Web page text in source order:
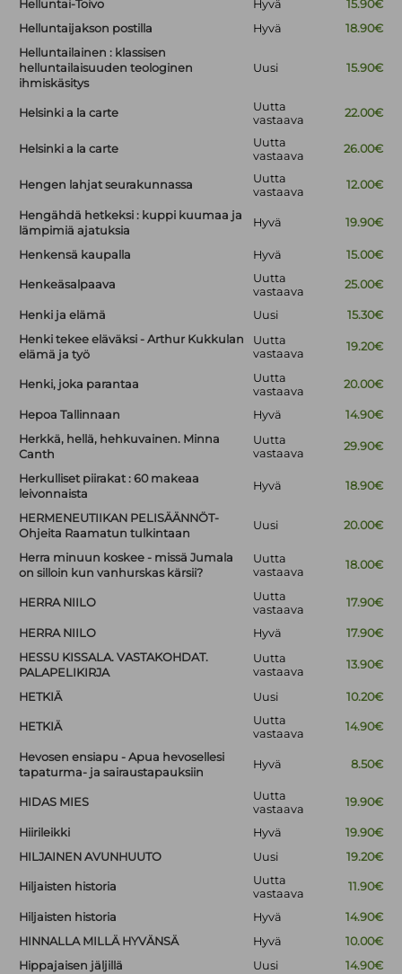
Helluntai-Toivo Hyvä
15.90€
Helluntaijakson postilla
Hyvä
18.90€
Helluntailainen : klassisen
helluntailaisuuden teologinen
ihmiskäsitys
Uusi 15.90€
Helsinki a la carte
Uutta
vastaava
22.00€
Helsinki a la carte
Uutta
vastaava
26.00€
Hengen lahjat seurakunnassa
Uutta
vastaava
12.00€
Hengähdä hetkeksi : kuppi kuumaa ja
lämpimiä ajatuksia
Hyvä 19.90€
Henkensä kaupalla Hyvä 15.00€
Henkeäsalpaava
Uutta
vastaava
25.00€
Henki ja elämä Uusi
15.30€
Henki tekee eläväksi - Arthur Kukkulan
elämä ja työ
Uutta
vastaava
19.20€
Henki, joka parantaa
Uutta
vastaava
20.00€
Hepoa Tallinnaan Hyvä
14.90€
Herkkä, hellä, hehkuvainen. Minna
Canth
Uutta
vastaava
29.90€
Herkulliset piirakat : 60 makeaa
leivonnaista
Hyvä 18.90€
HERMENEUTIIKAN PELISÄÄNNÖT-
Ohjeita Raamatun tulkintaan
Uusi 20.00€
Herra minuun koskee - missä Jumala
on silloin kun vanhurskas kärsii?
Uutta
vastaava
18.00€
HERRA NIILO
Uutta
vastaava
17.90€
HERRA NIILO Hyvä
17.90€
HESSU KISSALA. VASTAKOHDAT.
PALAPELIKIRJA
Uutta
vastaava
13.90€
HETKIÄ Uusi 10.20€
HETKIÄ
Uutta
vastaava
14.90€
Hevosen ensiapu - Apua hevosellesi
tapaturma- ja sairaustapauksiin
Hyvä 8.50€
HIDAS MIES
Uutta
vastaava
19.90€
Hiirileikki Hyvä
19.90€
HILJAINEN AVUNHUUTO
Uusi 19.20€
Hiljaisten historia
Uutta
vastaava
11.90€
Hiljaisten historia Hyvä
14.90€
HINNALLA MILLÄ HYVÄNSÄ
Hyvä
10.00€
Hippajaisen jäljillä
Uusi
14.90€